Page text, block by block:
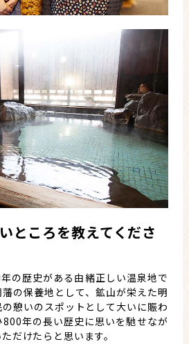
ところを教えてくださ
の歴史がある由緒正しい温泉地で
の保養地として、鉱山が栄えた明
憩いのスポットとして大いに賑わ
年の長い歴史に思いを馳せなが
だけたらと思います。